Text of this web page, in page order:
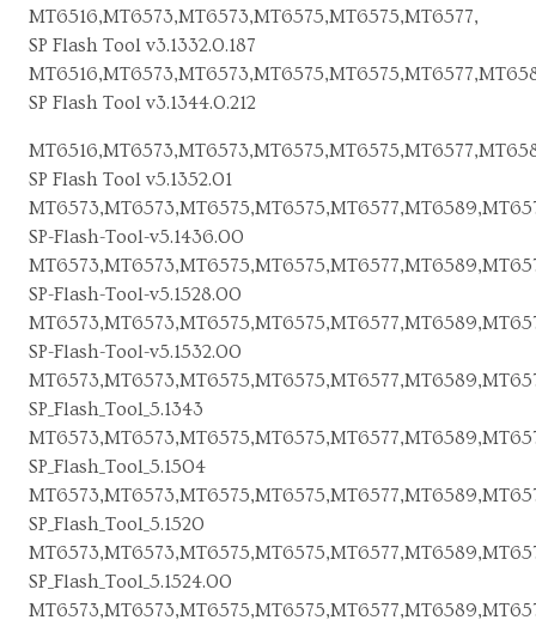
MT6516,MT6573,MT6573,MT6575,MT6575,MT6577,
SP Flash Tool v3.1332.0.187
SP Flash Tool v3.1344.0.212
SP Flash Tool v5.1352.01
SP-Flash-Tool-v5.1436.00
SP-Flash-Tool-v5.1528.00
SP-Flash-Tool-v5.1532.00
SP_Flash_Tool_5.1343
SP_Flash_Tool_5.1504
SP_Flash_Tool_5.1520
SP_Flash_Tool_5.1524.00